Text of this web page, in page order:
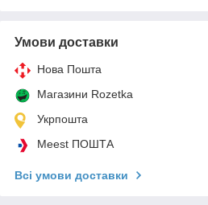
Умови доставки
Нова Пошта
Магазини Rozetka
Укрпошта
Meest ПОШТА
Всі умови доставки